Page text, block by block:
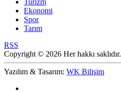
Turizm
Ekonomi
Spor
Tarım
RSS
Copyright © 2026 Her hakkı saklıdır.
Yazılım & Tasarım: WK Bilişim